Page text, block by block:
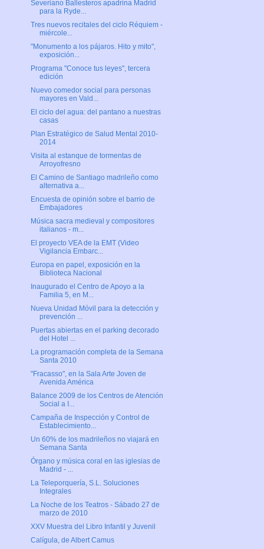
Severiano Ballesteros apadrina Madrid
para la Ryde...
Tres nuevos recitales del ciclo Réquiem -
miércole...
"Monumento a los pájaros. Hito y mito",
exposición...
Programa "Conoce tus leyes", tercera
edición
Nuevo comedor social para personas
mayores en Vald...
El ciclo del agua: del pantano a nuestras
casas
Plan Estratégico de Salud Mental 2010-
2014
Visita al estanque de tormentas de
Arroyofresno
El Camino de Santiago madrileño como
alternativa a...
Encuesta de opinión sobre el barrio de
Embajadores
Música sacra medieval y compositores
italianos - m...
El proyecto VEA de la EMT (Video
Vigilancia Embarc...
Europa en papel, exposición en la
Biblioteca Nacional
Inaugurado el Centro de Apoyo a la
Familia 5, en M...
Nueva Unidad Móvil para la detección y
prevención ...
Puertas abiertas en el parking decorado
del Hotel ...
La programación completa de la Semana
Santa 2010
"Fracasso", en la Sala Arte Joven de
Avenida América
Balance 2009 de los Centros de Atención
Social a I...
Campaña de Inspección y Control de
Establecimiento...
Un 60% de los madrileños no viajará en
Semana Santa
Órgano y música coral en las iglesias de
Madrid - ...
La Teleporquería, S.L. Soluciones
Integrales
La Noche de los Teatros - Sábado 27 de
marzo de 2010
XXV Muestra del Libro Infantil y Juvenil
Calígula, de Albert Camus